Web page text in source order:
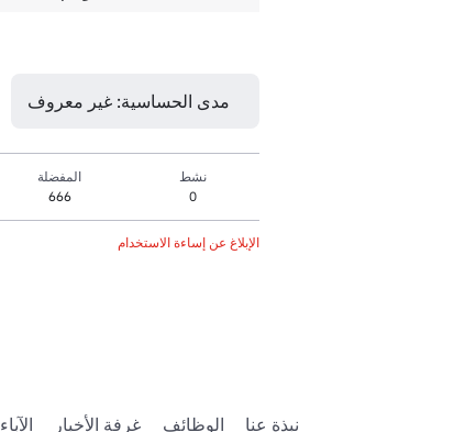
مدى الحساسية: غير معروف
نشط
0
المفضلة
666
الإبلاغ عن إساءة الاستخدام
نبذة عنا الوظائف غرفة الأخبار الآباء